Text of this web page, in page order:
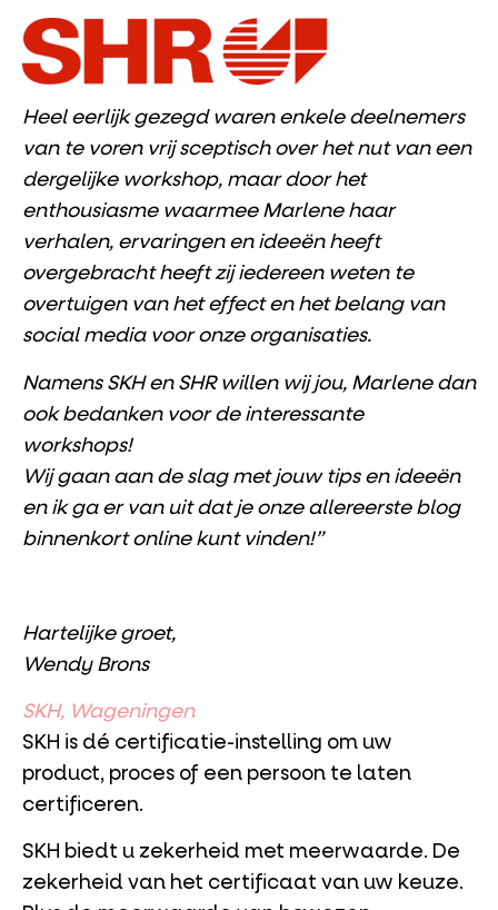
Heel eerlijk gezegd waren enkele deelnemers
van te voren vrij sceptisch over het nut van een
dergelijke workshop, maar door het
enthousiasme waarmee Marlene haar
verhalen, ervaringen en ideeën heeft
overgebracht heeft zij iedereen weten te
overtuigen van het effect en het belang van
social media voor onze organisaties.
Namens SKH en SHR willen wij jou, Marlene dan
ook bedanken voor de interessante
workshops!
Wij gaan aan de slag met jouw tips en ideeën
en ik ga er van uit dat je onze allereerste blog
binnenkort online kunt vinden!”
Hartelijke groet,
Wendy Brons
SKH, Wageningen
SKH is dé certificatie-instelling om uw
product, proces of een persoon te laten
certificeren.
SKH biedt u zekerheid met meerwaarde. De
zekerheid van het certificaat van uw keuze.